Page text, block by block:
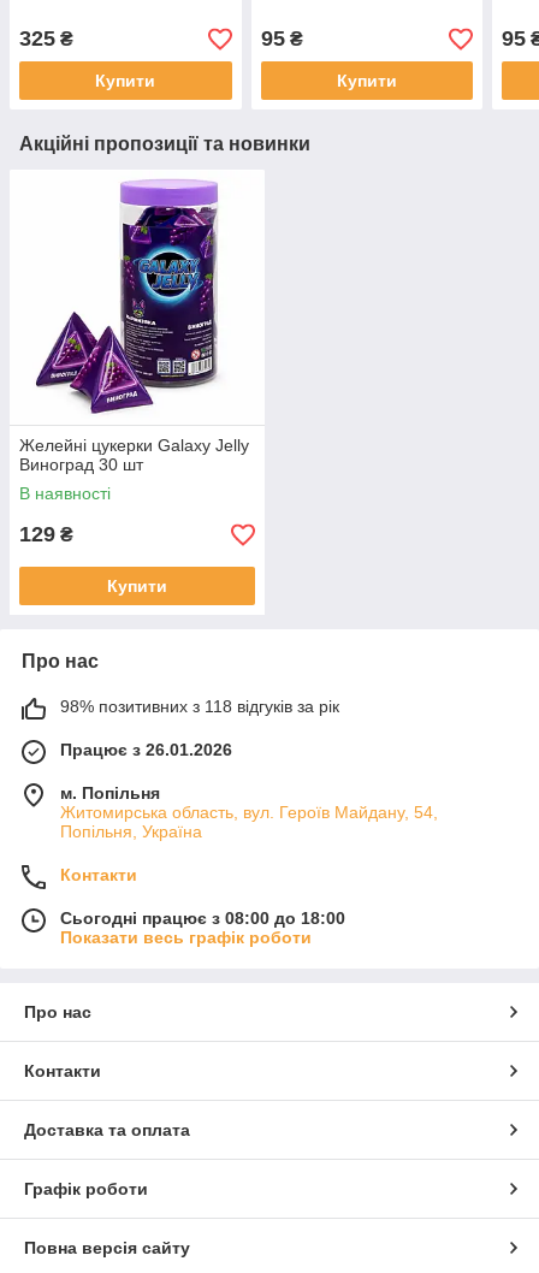
325 ₴
Купити
95₴
Купити
95
Акційні пропозиції та новинки
Желейні цукерки Galaxy Jelly
Виноград 30 шт
В наявності
129 ₴
Купити
Про нас
98% позитивних з 118 відгуків за рік
Працює з 26.01.2026
м. Попільня
Житомирська область, вул. Героїв Майдану, 54,
Попільня, Україна
Контакти
Сьогодні працює з 08:00 до 18:00
Показати весь графік роботи
Про нас
Контакти
Доставка та оплата
Графік роботи
Повна версія сайту